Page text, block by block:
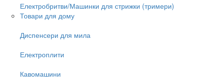
Електробритви/Машинки для стрижки (тримери)
Товари для дому
Диспенсери для мила
Електроплити
Кавомашини